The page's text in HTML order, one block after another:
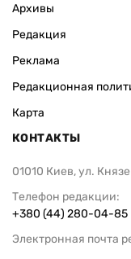
Архивы
Редакция
Реклама
Редакционная
Карта
КОНТАКТЫ
01010 Киев, ул.
Телефон редакции:
+380 (44) 280-04-85
Электронная почта